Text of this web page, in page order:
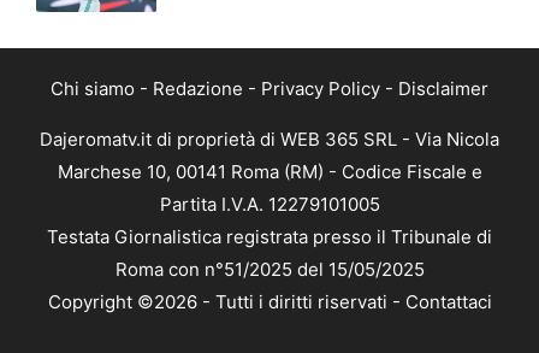
Chi siamo - Redazione - Privacy Policy - Disclaimer
Dajeromatv.it di proprietà di WEB 365 SRL - Via Nicola
Marchese 10, 00141 Roma (RM) - Codice Fiscale e
Partita I.V.A. 12279101005
Testata Giornalistica registrata presso il Tribunale di
Roma con n°51/2025 del 15/05/2025
Copyright ©2026 - Tutti i diritti riservati - Contattaci